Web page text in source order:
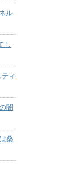
ル
し
ィ
闇
桑